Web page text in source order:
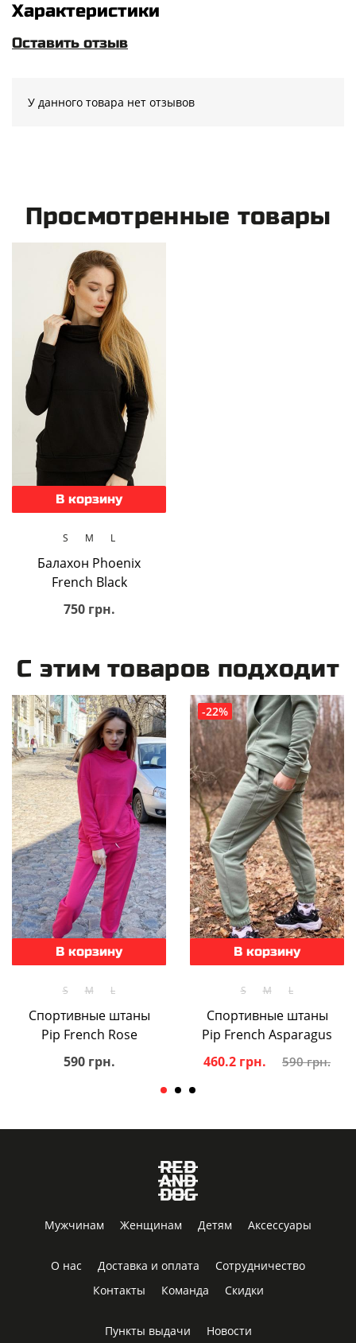
Характеристики
Оставить отзыв
У данного товара нет отзывов
Просмотренные товары
В корзину
S M L
Балахон Phoenix
French Black
750 грн.
С этим товаров подходит
В корзину
S M L
Спортивные штаны
Pip French Rose
590 грн.
-22%
В корзину
S M L
Спортивные штаны
Pip French Asparagus
460.2 грн.
590 грн.
Мужчинам Женщинам Детям Аксессуары
О нас Доставка и оплата
Сотрудничество
Контакты
Команда Скидки
Пункты выдачи Новости